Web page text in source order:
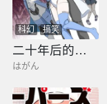
科幻 搞笑
二十年后的英雄和少年
はがん